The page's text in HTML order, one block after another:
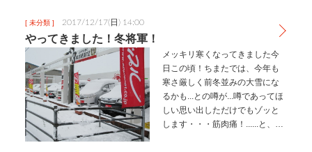
いお年を…
[ 未分類 ] 2017/12/17(日) 14:00
やってきました！冬将軍！
メッキリ寒くなってきました今
日この頃！ちまたでは、今年も
寒さ厳しく前冬並みの大雪にな
るかも...との噂が...噂であってほ
しい思い出しただけでもゾッと
します・・・筋肉痛！......と、思